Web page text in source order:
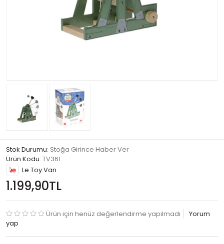
Stok Durumu: Stoğa Girince Haber Ver
Ürün Kodu: TV361
Le Toy Van
1.199,90TL
Ürün için henüz değerlendirme yapılmadı
Yorum
yap